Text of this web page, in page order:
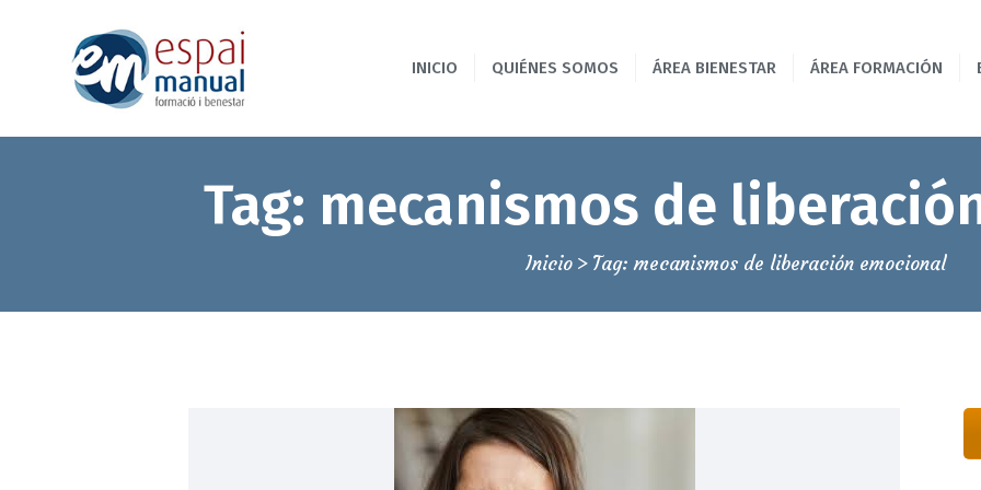
INICIO QUIÉNES SOMOS ÁREA BIENESTAR ÁREA FORMACIÓN
Tag: mecanismos de
Inicio Tag: mecanismos de liberación emocional
Espai Manual, formación y bienestar
QUIÉNES SOMOS
ÁREA BIENESTAR
ÁREA FORMACIÓN
BLOG
CONTACTAR